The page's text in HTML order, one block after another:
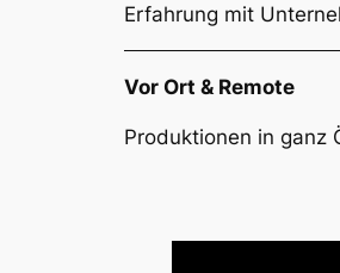
Erfahrung mit
Vor Ort & Remote
Produktionen in ganz